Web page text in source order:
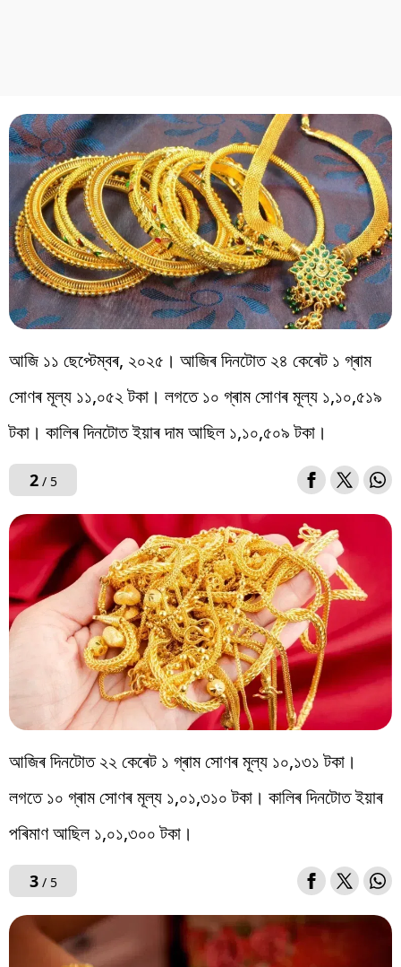
আজি ১১ ছেপ্টেম্বৰ, ২০২৫। আজিৰ দিনটোত ২৪ কেৰেট ১ গ্ৰাম
সোণৰ মূল্য ১১,০৫২ টকা। লগতে ১০ গ্ৰাম সোণৰ মূল্য ১,১০,৫১৯
টকা। কালিৰ দিনটোত ইয়াৰ দাম আছিল ১,১০,৫০৯ টকা।
2/ 5
আজিৰ দিনটোত ২২ কেৰেট ১ গ্ৰাম সোণৰ মূল্য ১০,১৩১ টকা।
লগতে ১০ গ্ৰাম সোণৰ মূল্য ১,০১,৩১০ টকা। কালিৰ দিনটোত ইয়াৰ
পৰিমাণ আছিল ১,০১,৩০০ টকা।
3/ 5